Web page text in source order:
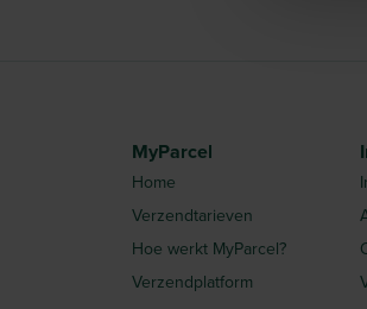
MyParcel
Home
Verzendtarieven
Hoe werkt MyParcel?
Verzendplatform